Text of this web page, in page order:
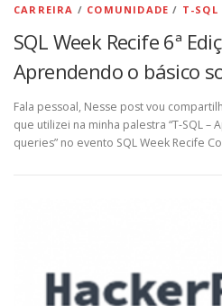
CARREIRA / COMUNIDADE / T-SQL
SQL Week Recife 6ª
Aprendendo o básico
Fala pessoal, Nesse post vou
que utilizei na minha palestra “T-SQL
queries” no evento SQL Week Recife